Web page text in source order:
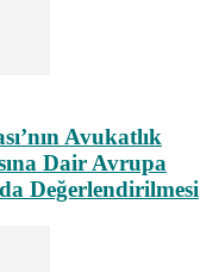
Avukatlık
Dair Avrupa
Değerlendirilmesi